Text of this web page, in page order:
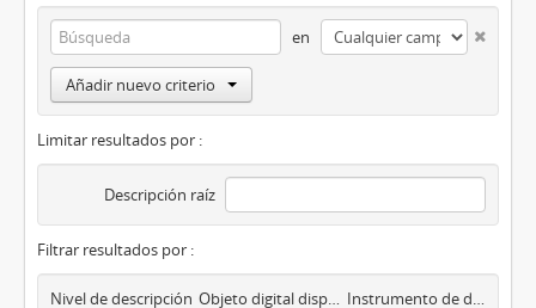
en
Añadir nuevo criterio
Limitar resultados por :
Descripción raíz
Filtrar resultados por :
Nivel de descripción Objeto digital disponibles Instrumento de descripción